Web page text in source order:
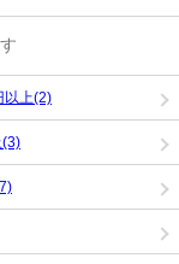
以上(2)
(3)